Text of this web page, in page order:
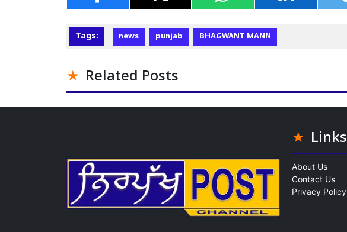
Tags: news punjab BHAGWANT MANN
Related Posts
Links
About Us
Contact Us
Privacy Policy